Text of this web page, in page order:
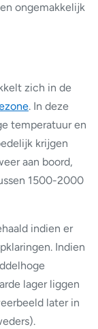
ongemakkelijk
zich in de
. In deze
temperatuur en
krijgen
aan boord,
1500-2000
indien er
Indien
lager liggen
later in